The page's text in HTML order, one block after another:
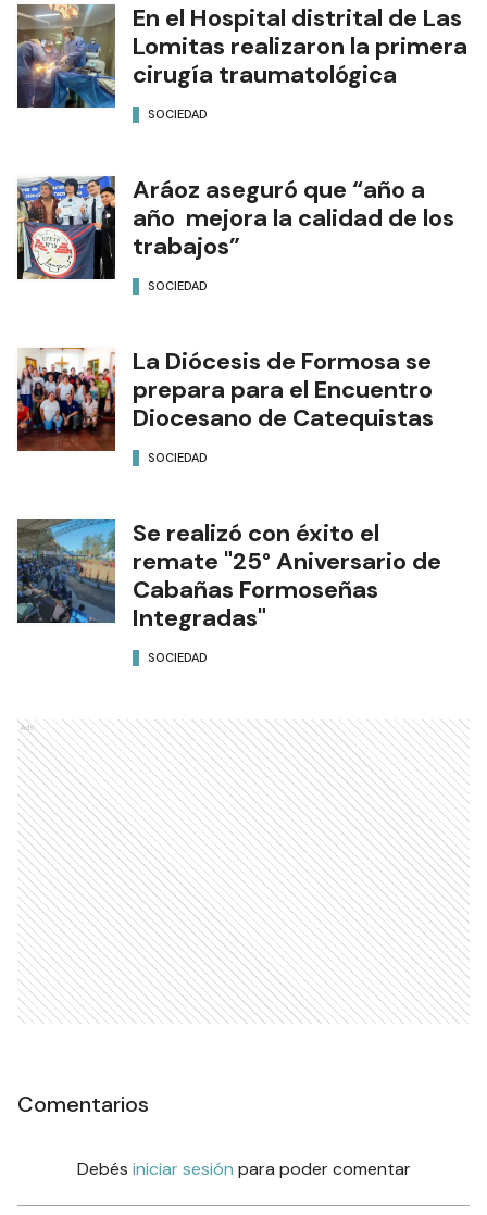
En el Hospital distrital de Las
Lomitas realizaron la primera
cirugía traumatológica
SOCIEDAD
Aráoz aseguró que “año a
año mejora la calidad de los
trabajos”
SOCIEDAD
La Diócesis de Formosa se
prepara para el Encuentro
Diocesano de Catequistas
SOCIEDAD
Se realizó con éxito el
remate "25° Aniversario de
Cabañas Formoseñas
Integradas"
SOCIEDAD
Ads
Comentarios
Debés iniciar sesión para poder comentar